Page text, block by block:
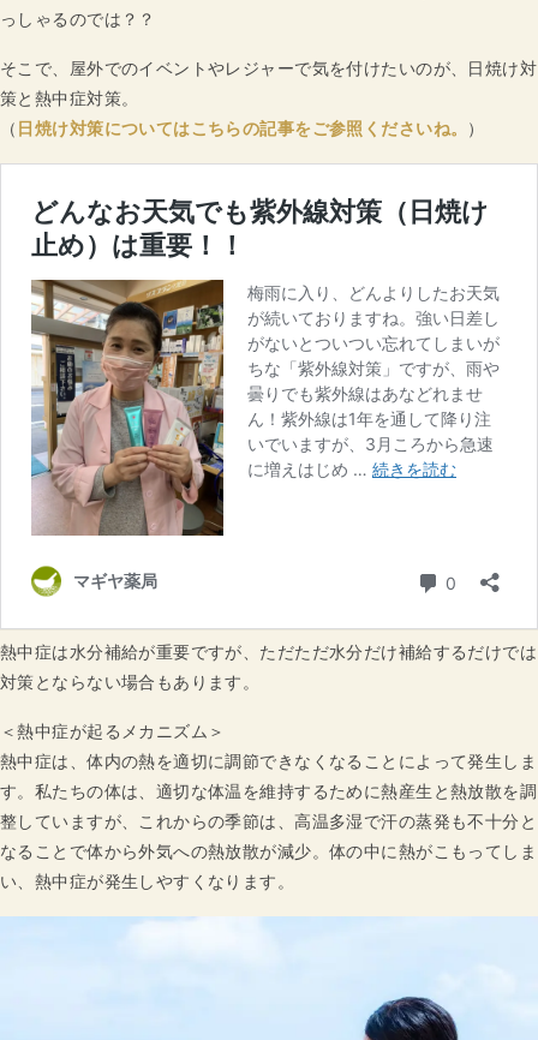
っしゃるのでは？？
そこで、屋外でのイベントやレジャーで気を付けたいのが、日焼け対
策と熱中症対策。
（ 日焼け対策についてはこちらの記事をご参照くださいね。 ）
熱中症は水分補給が重要ですが、ただただ水分だけ補給するだけでは
対策とならない場合もあります。
＜熱中症が起るメカニズム＞
熱中症は、体内の熱を適切に調節できなくなることによって発生しま
す。私たちの体は、適切な体温を維持するために熱産生と熱放散を調
整していますが、これからの季節は、高温多湿で汗の蒸発も不十分と
なることで体から外気への熱放散が減少。体の中に熱がこもってしま
い、熱中症が発生しやすくなります。